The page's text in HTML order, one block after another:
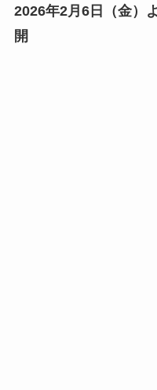
2026年2月6日（金）
開